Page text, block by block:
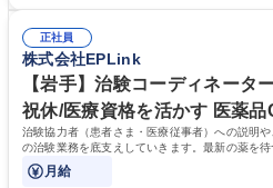
各関係者の間で治験業務の円滑な進行をサポート。 募集
験コーディネーター(CRC)医療従事者が
ートと仕事の両立もしやすい環境。（育
【活かせる経験】医療従事者として培っ
ニケーション能力、カルテを読む力、治
補足説明ができる点などを活かして、更
学歴・資格 学歴：大学院 大学 高専 短大
臨床検査技師 薬剤師
正社員
株式会社EPLink
【岩手】治験コーディネータ
祝休/医療資格を活かす 医薬品
治験協力者（患者さま・医療従事者）への説明
の治験業務を底支えしていきます。最新の薬を
が身につく社会貢献度の高い仕事です。
月給